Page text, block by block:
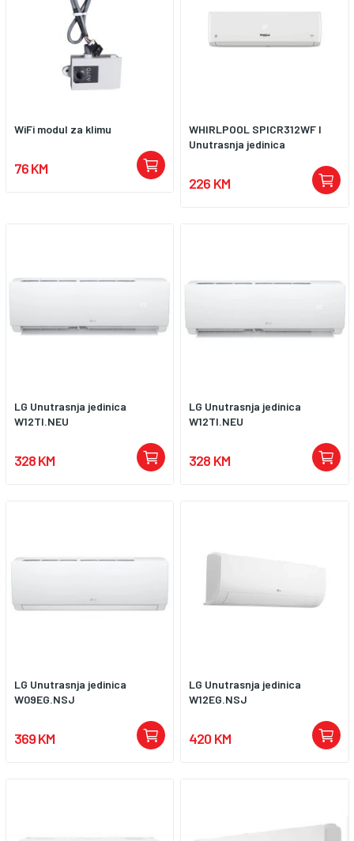
WiFi modul za klimu
76 KM
WHIRLPOOL SPICR312WF I
Unutrasnja jedinica
226 KM
LG Unutrasnja jedinica
W12TI.NEU
328 KM
LG Unutrasnja jedinica
W12TI.NEU
328 KM
LG Unutrasnja jedinica
W09EG.NSJ
369 KM
LG Unutrasnja jedinica
W12EG.NSJ
420 KM